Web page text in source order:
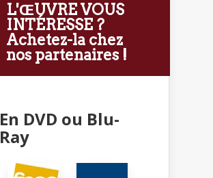
L'ŒUVRE VOUS
INTÉRESSE ?
Achetez-la chez
nos partenaires !
En DVD ou Blu-
Ray